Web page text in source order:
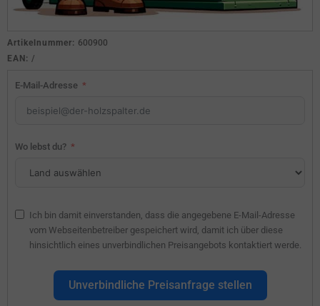
Artikelnummer: 600900
EAN: /
E-Mail-Adresse
Wo lebst du?
Ich bin damit einverstanden, dass die angegebene E-Mail-Adresse
vom Webseitenbetreiber gespeichert wird, damit ich über diese
hinsichtlich eines unverbindlichen Preisangebots kontaktiert werde.
Unverbindliche Preisanfrage stellen